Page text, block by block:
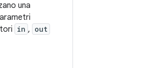
una
in , out